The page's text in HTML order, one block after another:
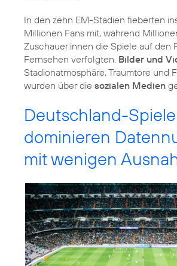
In den zehn EM-Stadien fieberten
Millionen Fans mit, während
Zuschauer:innen die Spiele auf den
Fernsehen verfolgten. Bilder und
Stadionatmosphäre, Traumtore und
wurden über die sozialen Medien
Deutschland-Spiele
dominieren
mit wenigen